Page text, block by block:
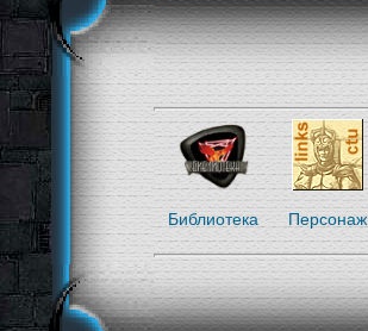
Библиотека Персонаж